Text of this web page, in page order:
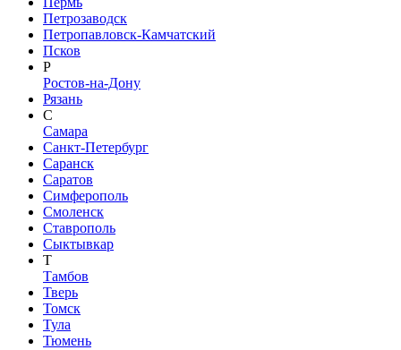
Петрозаводск
Петропавловск-Камчатский
Псков
Р
Ростов-на-Дону
Рязань
С
Самара
Санкт-Петербург
Саранск
Саратов
Симферополь
Смоленск
Ставрополь
Сыктывкар
Т
Тамбов
Тверь
Томск
Тула
Тюмень